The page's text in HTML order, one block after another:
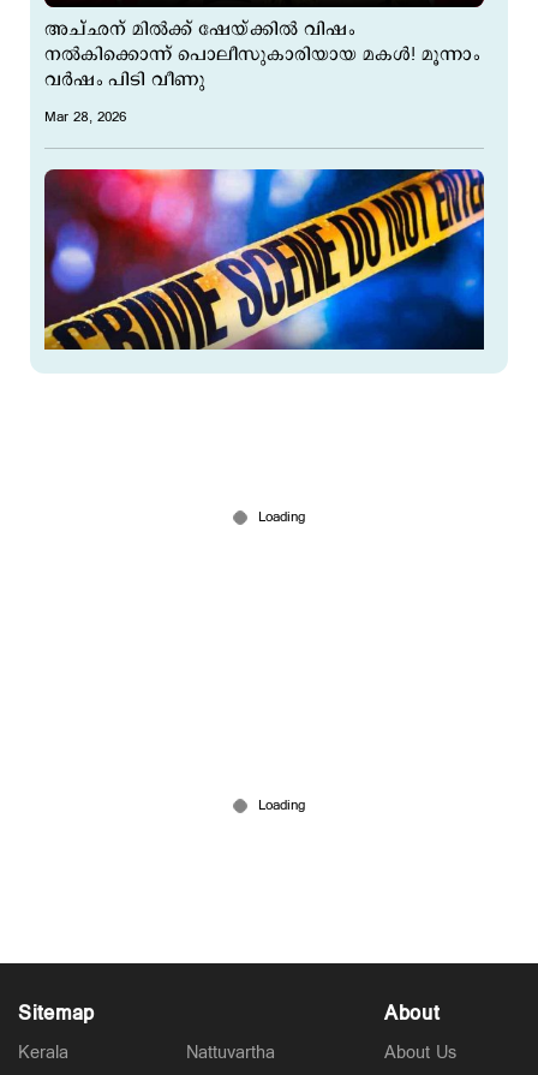
അച്ഛന് മില്‍ക്ക് ഷേയ്ക്കില്‍ വിഷം
നല്‍കിക്കൊന്ന് പൊലീസുകാരിയായ മകള്‍! മൂന്നാം
വര്‍ഷം പിടി വീണു
Mar 28, 2026
മൃതദേഹത്തിന് ചെവിയില്ല; നടന്നത് കൊടും
Sitemap
Kerala
Nattuvartha
About
About Us